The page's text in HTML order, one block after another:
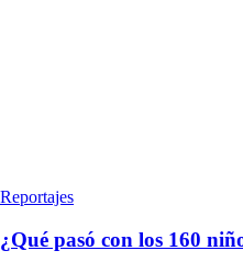
Reportajes
¿Qué pasó con los 160